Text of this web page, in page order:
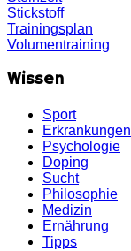
Stickstoff
Trainingsplan
Volumentraining
Wissen
Sport
Erkrankungen
Psychologie
Doping
Sucht
Philosophie
Medizin
Ernährung
Tipps